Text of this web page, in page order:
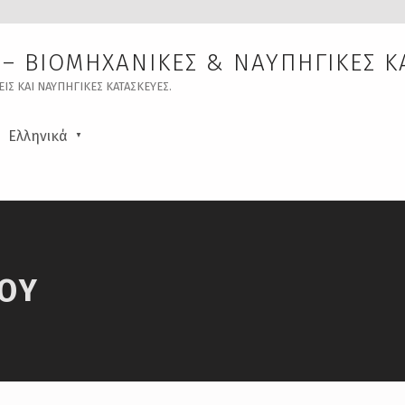
ΒΙΟΜΗΧΑΝΙΚΈΣ & ΝΑΥΠΗΓΙΚΈΣ
ΚΑΙ ΝΑΥΠΗΓΙΚΈΣ ΚΑΤΑΣΚΕΥΈΣ.
Ελληνικά